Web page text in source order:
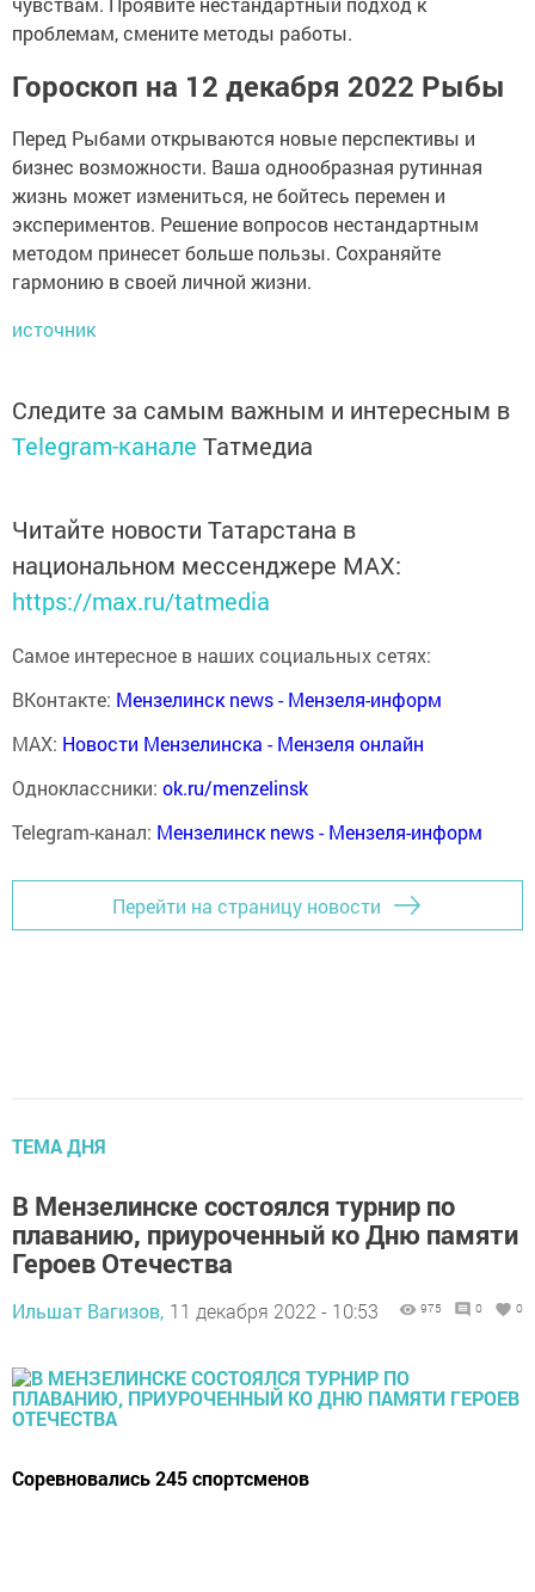
проблемам, смените методы работы.
Гороскоп на 12 декабря 2022 Рыбы
Перед Рыбами открываются новые перспективы и
бизнес возможности. Ваша однообразная рутинная
жизнь может измениться, не бойтесь перемен и
экспериментов. Решение вопросов нестандартным
методом принесет больше пользы. Сохраняйте
гармонию в своей личной жизни.
источник
Следите за самым важным и интересным в
Telegram-канале Татмедиа
Читайте новости Татарстана в
национальном мессенджере MАХ:
https://max.ru/tatmedia
Самое интересное в наших социальных сетях:
ВКонтакте: Мензелинск news - Мензеля-информ
MAX: Новости Мензелинска - Мензеля онлайн
Одноклассники: ok.ru/menzelinsk
Telegram-канал: Мензелинск news - Мензеля-информ
Перейти на страницу новости
ТЕМА ДНЯ
В Мензелинске состоялся турнир по
плаванию, приуроченный ко Дню памяти
Героев Отечества
Ильшат Вагизов, 11 декабря 2022 - 10:53 975 0 0
Соревновались 245 спортсменов